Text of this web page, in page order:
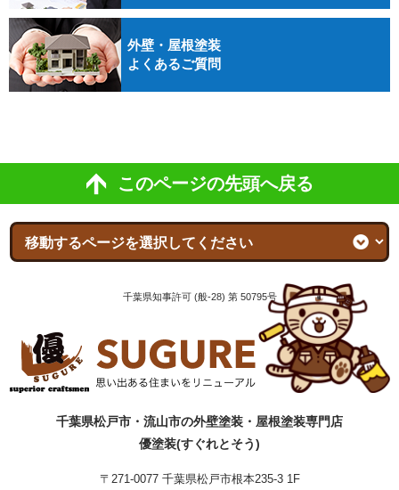
外壁・屋根塗装
よくあるご質問
このページの先頭へ戻る
千葉県知事許可 (般-28) 第 50795号
千葉県松戸市・流山市の外壁塗装・屋根塗装専門店
優塗装(すぐれとそう)
〒271-0077 千葉県松戸市根本235-3 1F